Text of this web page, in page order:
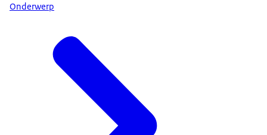
Onderwerp